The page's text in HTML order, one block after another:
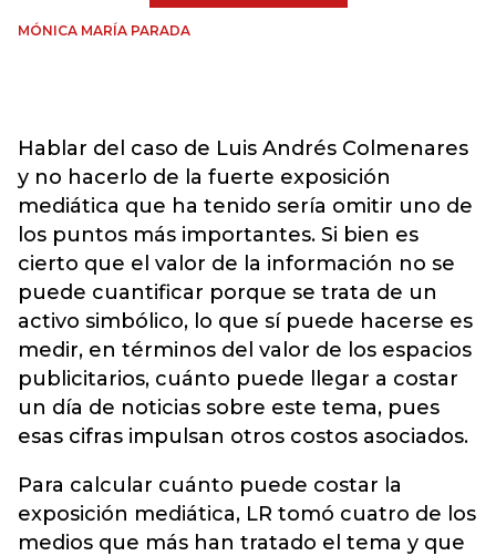
MÓNICA MARÍA PARADA
Hablar del caso de Luis Andrés Colmenares
y no hacerlo de la fuerte exposición
mediática que ha tenido sería omitir uno de
los puntos más importantes. Si bien es
cierto que el valor de la información no se
puede cuantificar porque se trata de un
activo simbólico, lo que sí puede hacerse es
medir, en términos del valor de los espacios
publicitarios, cuánto puede llegar a costar
un día de noticias sobre este tema, pues
esas cifras impulsan otros costos asociados.
Para calcular cuánto puede costar la
exposición mediática, LR tomó cuatro de los
medios que más han tratado el tema y que